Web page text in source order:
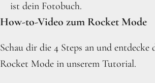
ist dein Fotobuch.
How-to-Video zum Rocket Mode
Schau dir die 4 Steps an und entdecke
Rocket Mode in unserem Tutorial.